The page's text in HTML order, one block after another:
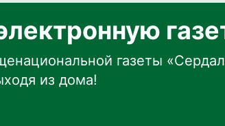
газеты
из дома!